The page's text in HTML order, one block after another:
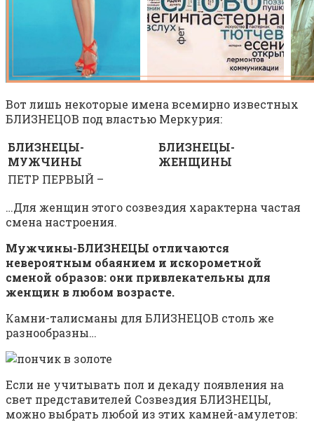
Вот лишь некоторые имена всемирно известных
БЛИЗНЕЦОВ под властью Меркурия:
БЛИЗНЕЦЫ-
МУЖЧИНЫ
БЛИЗНЕЦЫ-
ЖЕНЩИНЫ
ПЕТР ПЕРВЫЙ –
…Для женщин этого созвездия характерна частая
смена настроения.
Мужчины-БЛИЗНЕЦЫ отличаются
невероятным обаянием и искорометной
сменой образов: они привлекательны для
женщин в любом возрасте.
Камни-талисманы для БЛИЗНЕЦОВ столь же
разнообразны…
Если не учитывать пол и декаду появления на
свет представителей Созвездия БЛИЗНЕЦЫ,
можно выбрать любой из этих камней-амулетов: